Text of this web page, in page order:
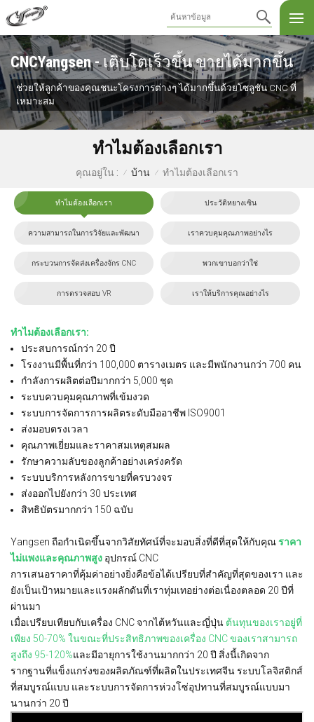
CNCYangsen - เติบโตเร็วขึ้น ขายได้มากขึ้น
ช่วยให้ลูกค้าของคุณชนะโครงการต่างๆ ได้มากขึ้นด้วยโซลูชัน CNC ที่
เหมาะสม
ทำไมต้องเลือกเรา
คุณอยู่ใน : / บ้าน / ทำไมต้องเลือกเรา
ทำไมต้องเลือกเรา ประวัติหยางเซิน
ความสามารถในการวิจัยและพัฒนา เราควบคุมคุณภาพอย่างไร
กระบวนการจัดส่งเครื่องจักร CNC พวกเขาบอกว่าใช่
การตรวจสอบ VR เราให้บริการคุณอย่างไร
ทำไมต้องเลือกเรา:
ประสบการณ์กว่า 20 ปี
โรงงานมีพื้นที่กว่า 100,000 ตารางเมตร และมีพนักงานกว่า 700 คน
กำลังการผลิตต่อปีมากกว่า 5,000 ชุด
ระบบควบคุมคุณภาพที่เข้มงวด
ระบบการจัดการการผลิตระดับมืออาชีพ ISO9001
ส่งมอบตรงเวลา
คุณภาพเยี่ยมและราคาสมเหตุสมผล
รักษาความลับของลูกค้าอย่างเคร่งครัด
ระบบบริการหลังการขายที่ครบวงจร
ส่งออกไปยังกว่า 30 ประเทศ
สิทธิบัตรมากกว่า 150 ฉบับ
Yangsen ถือกำเนิดขึ้นจากวิสัยทัศน์ที่จะมอบสิ่งที่ดีที่สุดให้กับคุณราคา
ไม่แพงและคุณภาพสูง อุปกรณ์ CNC
การเสนอราคาที่คุ้มค่าอย่างยิ่งคือข้อได้เปรียบที่สำคัญที่สุดของเรา และ
ยังเป็นเป้าหมายและแรงผลักดันที่เราทุ่มเทอย่างต่อเนื่องตลอด 20 ปีที่
ผ่านมา
เมื่อเปรียบเทียบกับเครื่อง CNC จากไต้หวันและญี่ปุ่น ต้นทุนของเราอยู่ที่
เพียง 50-70% ในขณะที่ประสิทธิภาพของเครื่อง CNC ของเราสามารถ
สูงถึง 95-120%และมีอายุการใช้งานมากกว่า 20 ปี สิ่งนี้เกิดจาก
รากฐานที่แข็งแกร่งของผลิตภัณฑ์ที่ผลิตในประเทศจีน ระบบโลจิสติกส์
ที่สมบูรณ์แบบ และระบบการจัดการห่วงโซ่อุปทานที่สมบูรณ์แบบมา
นานกว่า 20 ปี